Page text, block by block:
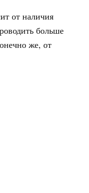
от наличия
больше
же, от